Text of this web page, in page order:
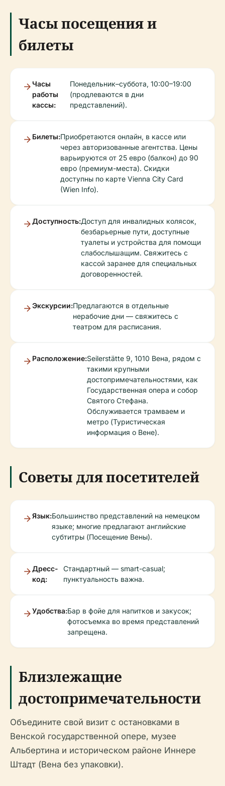
Часы посещения и
билеты
Часы
работы
кассы:
Понедельник–суббота, 10:00–19:00
(продлеваются в дни
представлений).
Билеты:Приобретаются онлайн, в кассе или
через авторизованные агентства. Цены
варьируются от 25 евро (балкон) до 90
евро (премиум-места). Скидки
доступны по карте Vienna City Card
(Wien Info).
Доступность:Доступ для инвалидных колясок,
безбарьерные пути, доступные
туалеты и устройства для помощи
слабослышащим. Свяжитесь с
кассой заранее для специальных
договоренностей.
Экскурсии:Предлагаются в отдельные
нерабочие дни — свяжитесь с
театром для расписания.
Расположение:Seilerstätte 9, 1010 Вена, рядом с
такими крупными
достопримечательностями, как
Государственная опера и собор
Святого Стефана.
Обслуживается трамваем и
метро (Туристическая
информация о Вене).
Советы для посетителей
Язык:Большинство представлений на немецком
языке; многие предлагают английские
субтитры (Посещение Вены).
Дресс-
код:
Стандартный — smart-casual;
пунктуальность важна.
Удобства:Бар в фойе для напитков и закусок;
фотосъемка во время представлений
запрещена.
Близлежащие
достопримечательности
Объедините свой визит с остановками в
Венской государственной опере, музее
Альбертина и историческом районе Иннере
Штадт (Вена без упаковки).